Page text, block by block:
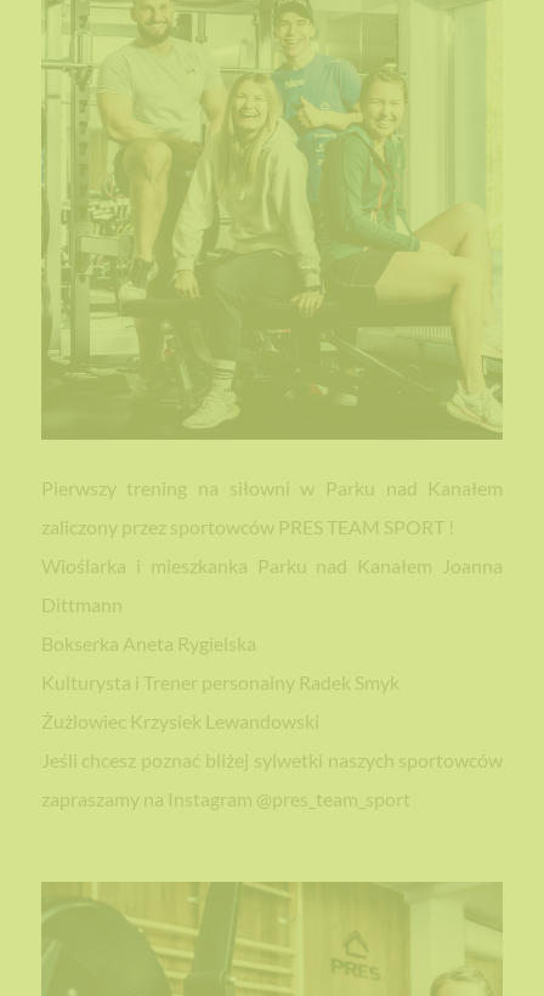
Pierwszy trening na siłowni w Parku nad Kanałem
zaliczony przez sportowców PRES TEAM SPORT !
Wioślarka i mieszkanka Parku nad Kanałem Joanna
Dittmann
Bokserka Aneta Rygielska
Kulturysta i Trener personalny Radek Smyk
Żużlowiec Krzysiek Lewandowski
Jeśli chcesz poznać bliżej sylwetki naszych sportowców
zapraszamy na Instagram @pres_team_sport